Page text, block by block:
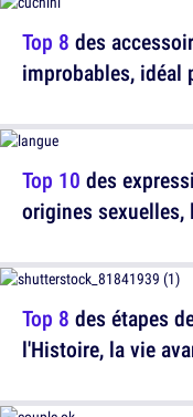
Top 8 des
improbables, idéal
Top 8 des étapes
l'Histoire, la vie
Top 10 des
origines sexuelles,